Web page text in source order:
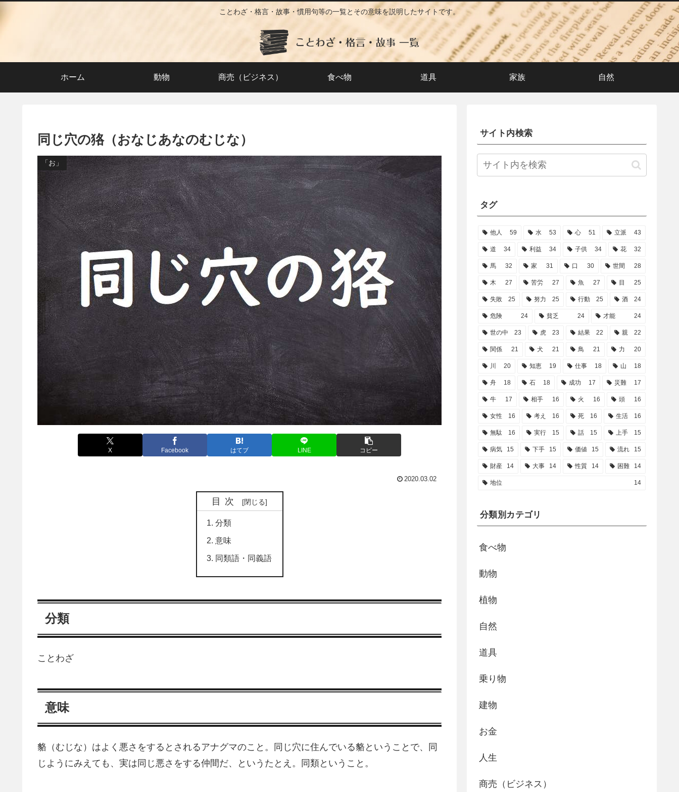
ことわざ・格言・故事・慣用句等の一覧とその意味を説明したサイトです。
ホーム 動物 商売（ビジネス） 食べ物 道具 家族 自然
同じ穴の狢（おなじあなのむじな）
「お」
X Facebook はてブ LINE コピー
2020.03.02
目次
分類
意味
同類語・同義語
分類
ことわざ
意味
貉（むじな）はよく悪さをするとされるアナグマのこと。同じ穴に住んでいる貉ということで、同
じようにみえても、実は同じ悪さをする仲間だ、というたとえ。同類ということ。
サイト内検索
タグ
他人 59 水 53 心 51 立派 43
道 34 利益 34 子供 34 花 32
馬 32 家 31 口 30 世間 28
木 27 苦労 27 魚 27 目 25
失敗 25 努力 25 行動 25 酒 24
危険 24 貧乏 24 才能 24
世の中 23 虎 23 結果 22 親 22
関係 21 犬 21 鳥 21 力 20
川 20 知恵 19 仕事 18 山 18
舟 18 石 18 成功 17 災難 17
牛 17 相手 16 火 16 頭 16
女性 16 考え 16 死 16 生活 16
無駄 16 実行 15 話 15 上手 15
病気 15 下手 15 価値 15 流れ 15
財産 14 大事 14 性質 14 困難 14
地位 14
分類別カテゴリ
食べ物
動物
植物
自然
道具
乗り物
建物
お金
人生
商売（ビジネス）